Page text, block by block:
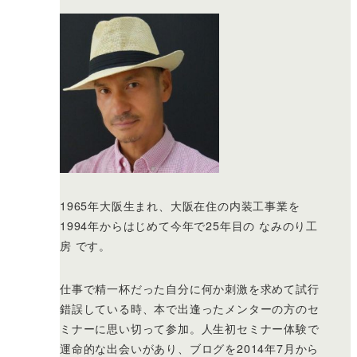
1965年大阪生まれ、大阪在住の内装工事業を
1994年からはじめて今年で25年目の なみのり工
房 です。
仕事で精一杯だった自分に何か刺激を求めて試行
錯誤している時、本で出逢ったメンターの方のセ
ミナーに思い切って参加。人生初セミナー体験で
運命的な出会いがあり、ブログを2014年7月から